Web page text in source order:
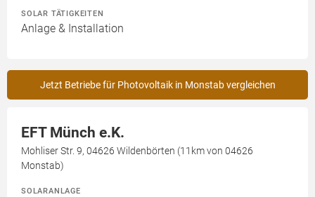
SOLAR TÄTIGKEITEN
Anlage & Installation
Jetzt Betriebe für Photovoltaik in Monstab vergleichen
EFT Münch e.K.
Mohliser Str. 9, 04626 Wildenbörten (11km von 04626
Monstab)
SOLARANLAGE